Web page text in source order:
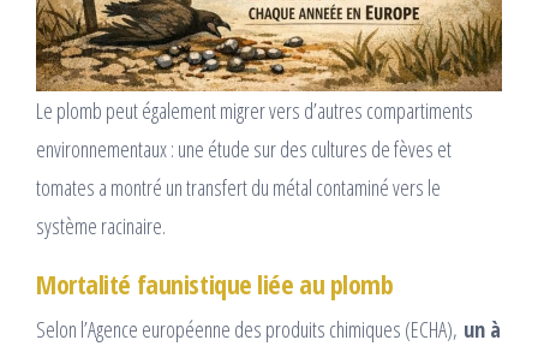
Le plomb peut également migrer vers d’autres compartiments
environnementaux : une étude sur des cultures de fèves et
tomates a montré un transfert du métal contaminé vers le
système racinaire.​
Mortalité faunistique liée au plomb
Selon l’Agence européenne des produits chimiques (ECHA), un à